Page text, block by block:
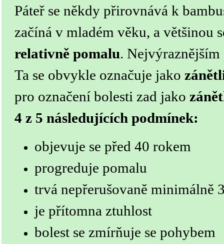
Páteř se někdy přirovnává k
začíná v mladém věku, a většinou
relativně pomalu. Nejvýraznějším
Ta se obvykle označuje jako
pro označení bolesti zad jako
4 z 5 následujících podmínek:
objevuje se před 40 rokem
progreduje pomalu
trvá nepřerušovaně minimálně
je přítomna ztuhlost
bolest se zmírňuje se pohybem